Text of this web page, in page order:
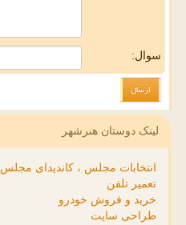
سوال:
لینک دوستان هنرشهر
انتخابات مجلس ، کاندیدای مجلس
تعمیر تلفن
خرید و فروش خودرو
طراحی سایت